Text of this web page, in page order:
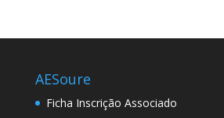
AESoure
Ficha Inscrição Associado